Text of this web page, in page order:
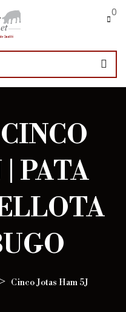
0
| PATA
Cinco Jotas Ham 5J